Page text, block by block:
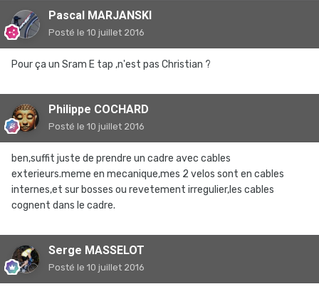
Pascal MARJANSKI
Posté le 10 juillet 2016
Pour ça un Sram E tap ,n'est pas Christian ?
Philippe COCHARD
Posté le 10 juillet 2016
ben,suffit juste de prendre un cadre avec cables
exterieurs.meme en mecanique,mes 2 velos sont en cables
internes,et sur bosses ou revetement irregulier,les cables
cognent dans le cadre.
Serge MASSELOT
Posté le 10 juillet 2016